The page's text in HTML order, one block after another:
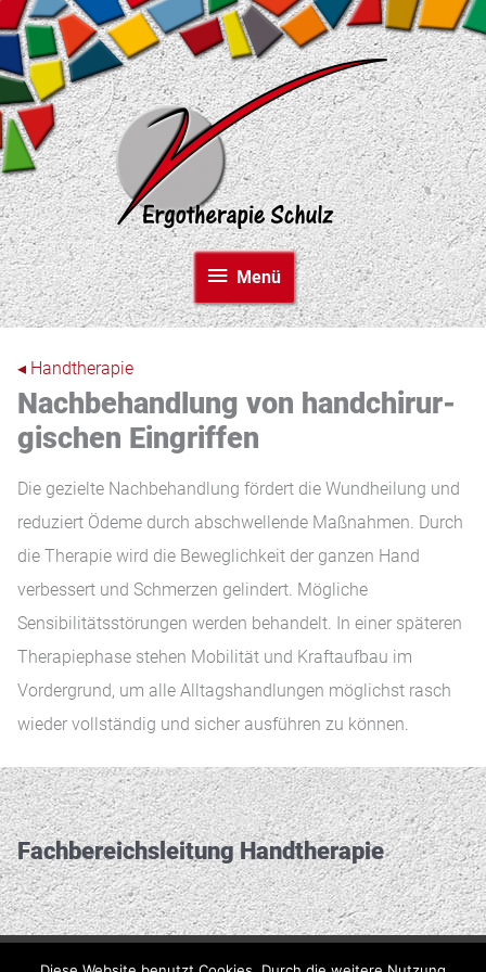
Zum
Inhalt
springen
Menü
Menü
◂ Handtherapie
Nachbehandlung von hand­chirur­
gischen Eingriffen
Die gezielte Nachbehandlung fördert die Wundheilung und
reduziert Ödeme durch abschwellende Maßnahmen. Durch
die Therapie wird die Beweglichkeit der ganzen Hand
verbessert und Schmerzen gelindert. Mögliche
Sensibilitätsstörungen werden behandelt. In einer späteren
Therapiephase stehen Mobilität und Kraftaufbau im
Vordergrund, um alle Alltagshandlungen möglichst rasch
wieder vollständig und sicher ausführen zu können.
Fachbereichs­leitung Handtherapie